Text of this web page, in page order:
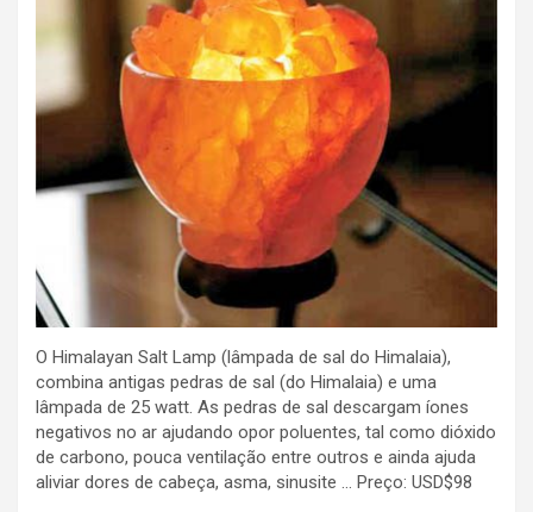
O Himalayan Salt Lamp (lâmpada de sal do Himalaia),
combina antigas pedras de sal (do Himalaia) e uma
lâmpada de 25 watt. As pedras de sal descargam íones
negativos no ar ajudando opor poluentes, tal como dióxido
de carbono, pouca ventilação entre outros e ainda ajuda
aliviar dores de cabeça, asma, sinusite … Preço: USD$98